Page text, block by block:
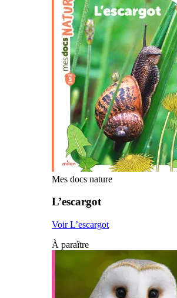
Mes docs nature
L’escargot
Voir L’escargot
À paraître